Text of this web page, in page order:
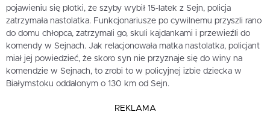
pojawieniu się plotki, że szyby wybił 15-latek z Sejn, policja
zatrzymała nastolatka. Funkcjonariusze po cywilnemu przyszli rano
do domu chłopca, zatrzymali go, skuli kajdankami i przewieźli do
komendy w Sejnach. Jak relacjonowała matka nastolatka, policjant
miał jej powiedzieć, że skoro syn nie przyznaje się do winy na
komendzie w Sejnach, to zrobi to w policyjnej izbie dziecka w
Białymstoku oddalonym o 130 km od Sejn.
REKLAMA